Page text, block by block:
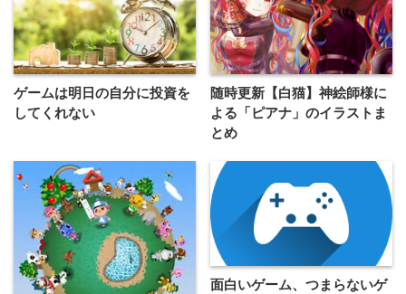
ゲームは明日の自分に投資を
してくれない
随時更新【白猫】神絵師様に
よる「ピアナ」のイラストま
とめ
面白いゲーム、つまらないゲ